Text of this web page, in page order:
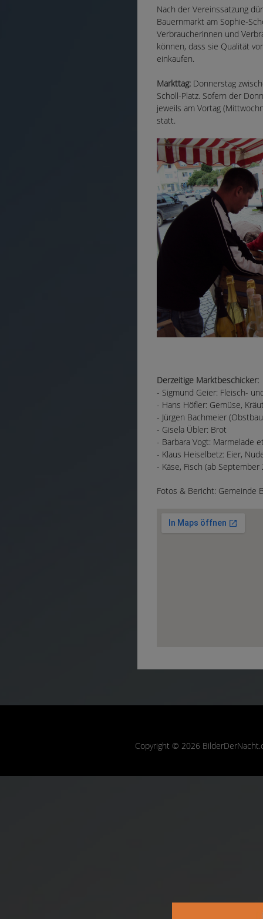
Nach der Vereinssatzung
Bauernmarkt am Sophie-
Verbraucherinnen und
können, dass sie Qualität
einkaufen.
Markttag: Donnerstag
Scholl-Platz. Sofern der
jeweils am Vortag
statt.
Derzeitige Marktbeschicker:
- Sigmund Geier: Fleisch-
- Hans Höfler: Gemüse,
- Jürgen Bachmeier
- Gisela Übler: Brot
- Barbara Vogt: Marmelade
- Klaus Heiselbetz: Eier,
- Käse, Fisch (ab September
Fotos & Bericht: Gemeinde
Copyright © 2026